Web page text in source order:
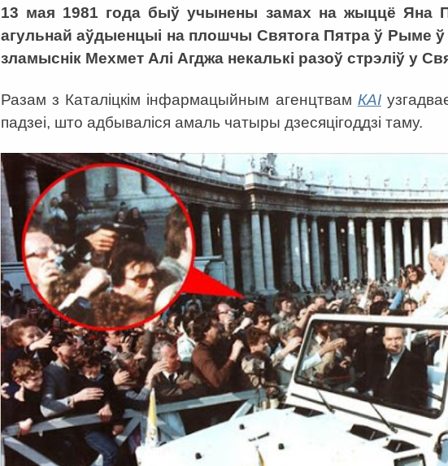
13 мая 1981 года быў учынены замах на жыццё Яна
агульнай аўдыенцыі на плошчы Святога Пятра ў Рыме
зламыснік Мехмет Алі Агджа некалькі разоў стрэліў у
Разам з Каталіцкім інфармацыйным агенцтвам КАІ
падзеі, што адбываліся амаль чатыры дзесяцігоддзі таму.